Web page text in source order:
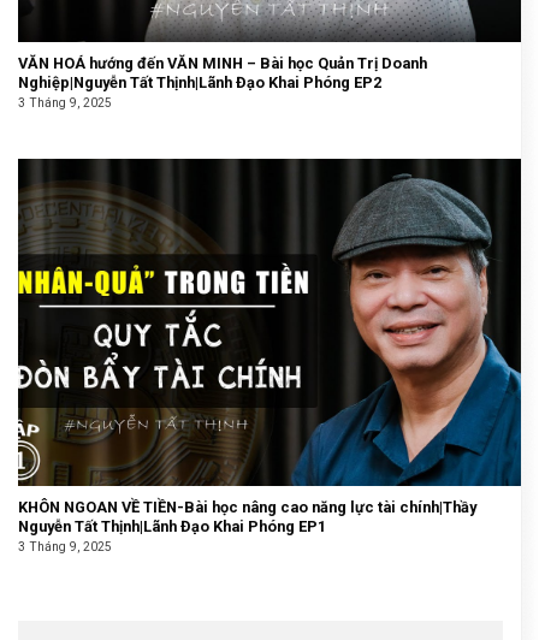
VĂN HOÁ hướng đến VĂN MINH – Bài học Quản Trị Doanh
Nghiệp|Nguyễn Tất Thịnh|Lãnh Đạo Khai Phóng EP2
3 Tháng 9, 2025
KHÔN NGOAN VỀ TIỀN-Bài học nâng cao năng lực tài chính|Thầy
Nguyễn Tất Thịnh|Lãnh Đạo Khai Phóng EP1
3 Tháng 9, 2025